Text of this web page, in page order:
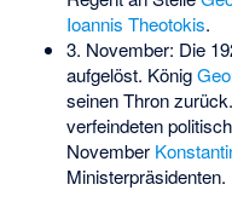
Ioannis Theotokis.
3. November: Die
aufgelöst. König
seinen Thron
verfeindeten
November
Ministerpräsidenten.